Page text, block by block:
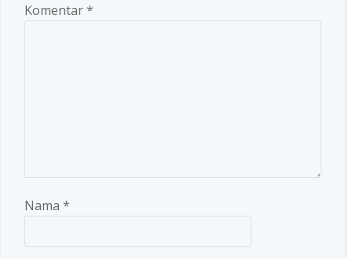
Komentar*
Nama *